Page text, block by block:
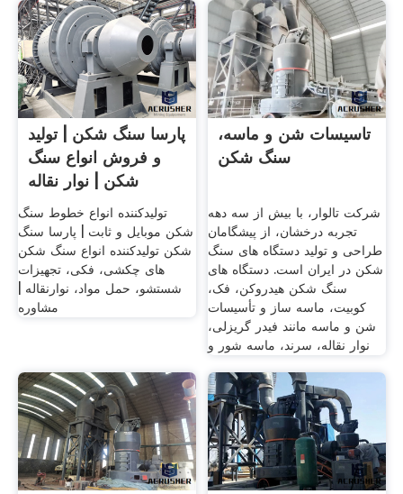
پارسا سنگ شکن | تولید
و فروش انواع سنگ
شکن | نوار نقاله
تولیدکننده انواع خطوط سنگ
شکن موبایل و ثابت | پارسا سنگ
شکن تولیدکننده انواع سنگ شکن
های چکشی، فکی، تجهیزات
شستشو، حمل مواد، نوارنقاله |
مشاوره
تاسیسات شن و ماسه،
سنگ شکن
شرکت تالوار، با بیش از سه دهه
تجربه درخشان، از پیشگامان
طراحی و تولید دستگاه های سنگ
شکن در ایران است. دستگاه های
سنگ شکن هیدروکن، فک،
کوبیت، ماسه ساز و تأسیسات
شن و ماسه مانند فیدر گریزلی،
نوار نقاله، سرند، ماسه شور و